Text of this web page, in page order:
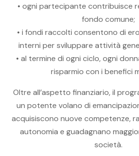
• ogni partecipante contribuisce
fondo comune;
• i fondi raccolti consentono di
interni per sviluppare attività
• al termine di ogni ciclo, ogni
risparmio con i benefici
Oltre all’aspetto finanziario, il
un potente volano di
acquisiscono nuove competenze,
autonomia e guadagnano
società.